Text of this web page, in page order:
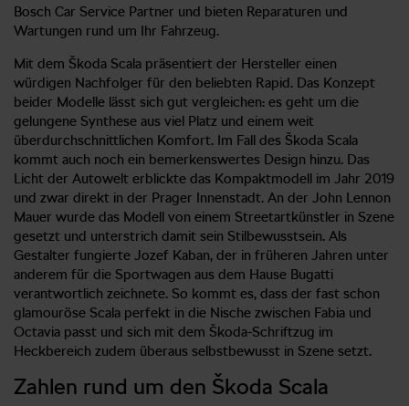
Bosch Car Service Partner und bieten Reparaturen und
Wartungen rund um Ihr Fahrzeug.
Mit dem Škoda Scala präsentiert der Hersteller einen
würdigen Nachfolger für den beliebten Rapid. Das Konzept
beider Modelle lässt sich gut vergleichen: es geht um die
gelungene Synthese aus viel Platz und einem weit
überdurchschnittlichen Komfort. Im Fall des Škoda Scala
kommt auch noch ein bemerkenswertes Design hinzu. Das
Licht der Autowelt erblickte das Kompaktmodell im Jahr 2019
und zwar direkt in der Prager Innenstadt. An der John Lennon
Mauer wurde das Modell von einem Streetartkünstler in Szene
gesetzt und unterstrich damit sein Stilbewusstsein. Als
Gestalter fungierte Jozef Kaban, der in früheren Jahren unter
anderem für die Sportwagen aus dem Hause Bugatti
verantwortlich zeichnete. So kommt es, dass der fast schon
glamouröse Scala perfekt in die Nische zwischen Fabia und
Octavia passt und sich mit dem Škoda-Schriftzug im
Heckbereich zudem überaus selbstbewusst in Szene setzt.
Zahlen rund um den Škoda Scala